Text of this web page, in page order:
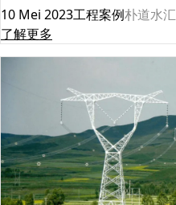
10 Mei 2023工程案例朴道水汇
了解更多